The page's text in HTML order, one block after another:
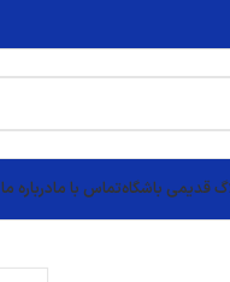
قدیمی باشگاهتماس با مادرباره ما